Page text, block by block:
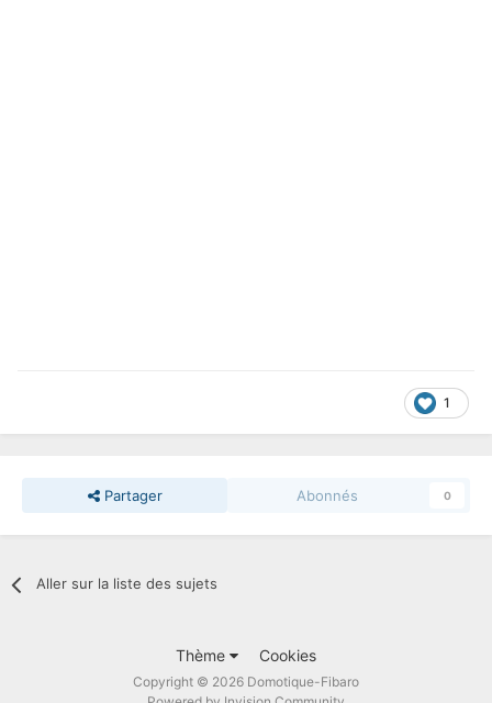
1
Partager Abonnés 0
Aller sur la liste des sujets
Thème Cookies
Copyright © 2026 Domotique-Fibaro